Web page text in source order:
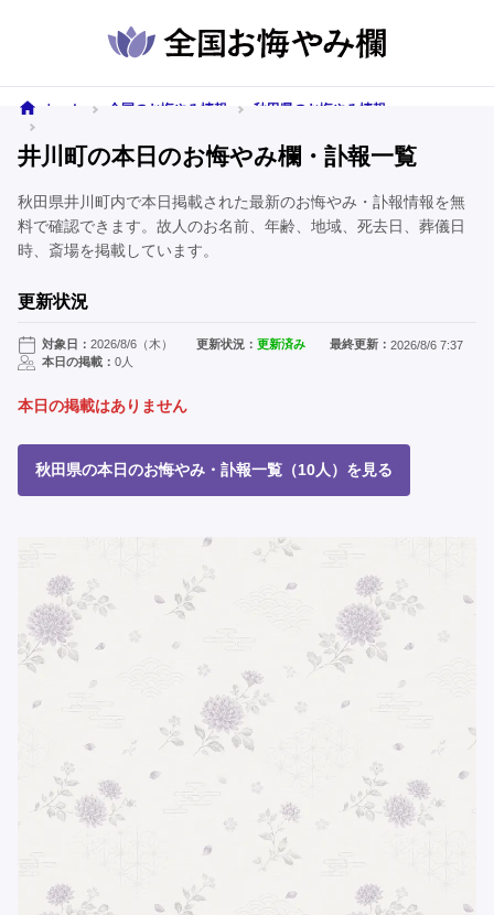
ホーム 全国のお悔やみ情報
秋田県のお悔やみ情報
井川町の本日のお悔やみ欄・訃報一覧
秋田県井川町内で本日掲載された最新のお悔やみ・訃報情報を無
料で確認できます。故人のお名前、年齢、地域、死去日、葬儀日
時、斎場を掲載しています。
更新状況
対象日： 2026/8/6（木） 更新状況：更新済み 最終更新： 2026/8/6 7:37
本日の掲載： 0人
本日の掲載はありません
秋田県の本日のお悔やみ・訃報一覧（10人）を見る